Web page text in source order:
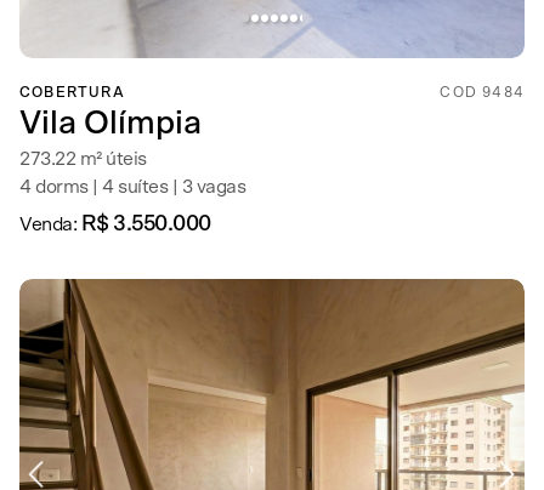
COBERTURA COD 9484
Vila Olímpia
273.22 m² úteis
4 dorms | 4 suítes | 3 vagas
Venda: R$ 3.550.000